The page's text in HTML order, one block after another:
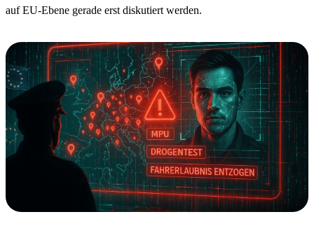
auf EU-Ebene gerade erst diskutiert werden.